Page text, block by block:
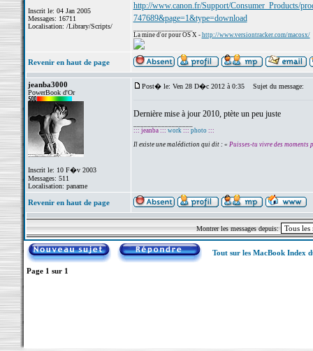
Inscrit le: 04 Jan 2005
Messages: 16711
Localisation: /Library/Scripts/
http://www.canon.fr/Support/Consumer_Products/
747689&page=1&type=download
La mine d'or pour OS X - http://www.versiontracker.com/macosx/
Revenir en haut de page
jeanba3000
PowerBook d'Or
Inscrit le: 10 F�v 2003
Messages: 511
Localisation: paname
Post� le: Ven 28 D�c 2012 à 0:35 Sujet du message:
Dernière mise à jour 2010, ptète un peu juste
::: jeanba ::: work::: photo:::
Il existe une malédiction qui dit : « Puisses-tu vivre des moments
Revenir en haut de page
Montrer les messages depuis:
Tout sur les MacBook Index
Page 1 sur 1